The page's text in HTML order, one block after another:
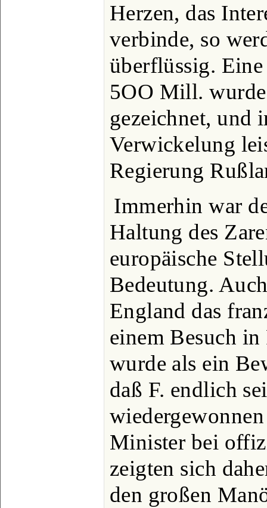
Herzen, das
verbinde, so
überflüssig.
5OO Mill.
gezeichnet, und
Verwickelung
Regierung
Immerhin war
Haltung des
europäische
Bedeutung.
England das
einem Besuch
wurde als ein
daß F. endlich
Minister bei
zeigten sich
den großen